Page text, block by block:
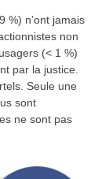
%) n’ont jamais
non
(< 1 %)
par la justice.
Seule une
sont
ne sont pas